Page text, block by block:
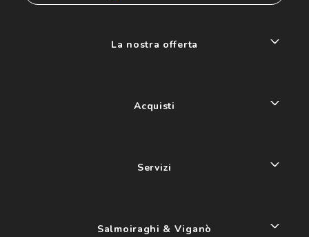
La nostra offerta
Acquisti
Servizi
Salmoiraghi & Viganò